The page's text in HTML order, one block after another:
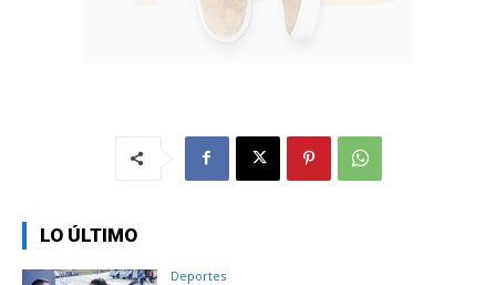
LO ÚLTIMO
Deportes